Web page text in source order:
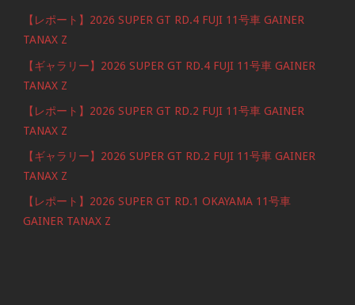
【レポート】2026 SUPER GT RD.4 FUJI 11号車 GAINER
TANAX Z
【ギャラリー】2026 SUPER GT RD.4 FUJI 11号車 GAINER
TANAX Z
【レポート】2026 SUPER GT RD.2 FUJI 11号車 GAINER
TANAX Z
【ギャラリー】2026 SUPER GT RD.2 FUJI 11号車 GAINER
TANAX Z
【レポート】2026 SUPER GT RD.1 OKAYAMA 11号車
GAINER TANAX Z